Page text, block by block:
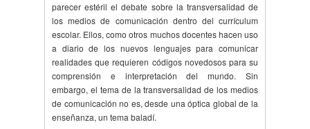
parecer estéril el debate sobre la transversalidad de
los medios de comunicación dentro del currículum
escolar. Ellos, como otros muchos docentes hacen uso
a diario de los nuevos lenguajes para comunicar
realidades que requieren códigos novedosos para su
comprensión e interpretación del mundo. Sin
embargo, el tema de la transversalidad de los medios
de comunicación no es, desde una óptica global de la
enseñanza, un tema baladí.